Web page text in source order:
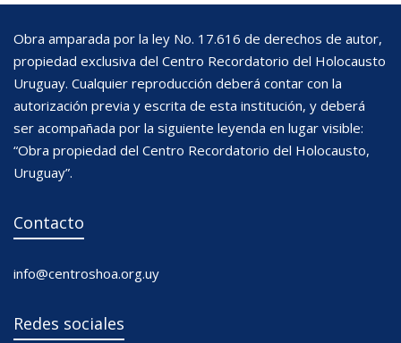
Obra amparada por la ley No. 17.616 de derechos de autor,
propiedad exclusiva del Centro Recordatorio del Holocausto
Uruguay. Cualquier reproducción deberá contar con la
autorización previa y escrita de esta institución, y deberá
ser acompañada por la siguiente leyenda en lugar visible:
“Obra propiedad del Centro Recordatorio del Holocausto,
Uruguay”.
Contacto
info@centroshoa.org.uy
Redes sociales